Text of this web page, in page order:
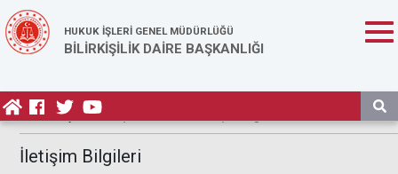
HUKUK İŞLERİ GENEL MÜDÜRLÜĞÜ
BİLİRKİŞİLİK DAİRE BAŞKANLIĞI
Anasayfa / İletişim / Adres ve İletişim Bilgileri
İletişim Bilgileri